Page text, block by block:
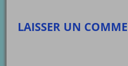
LAISSER UN